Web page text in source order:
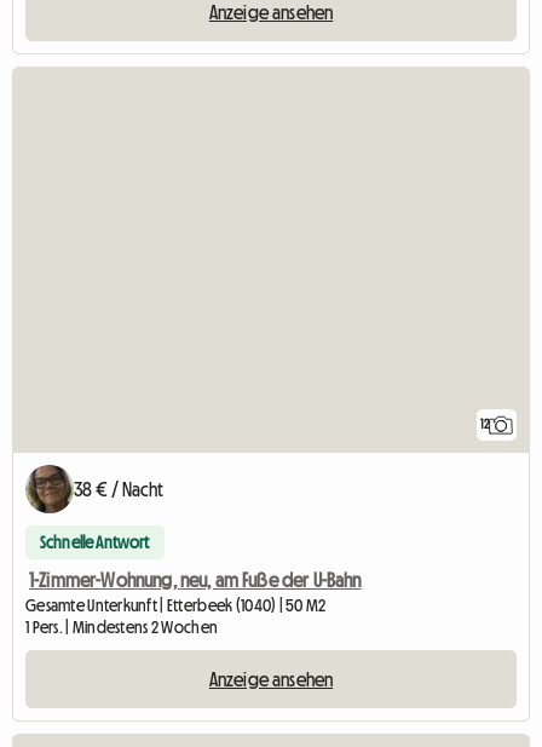
Anzeige ansehen
12
38 € / Nacht
Schnelle Antwort
1-Zimmer-Wohnung, neu, am Fuße der U-Bahn
Gesamte Unterkunft | Etterbeek (1040) | 50 M2
1 Pers. | Mindestens 2 Wochen
Anzeige ansehen